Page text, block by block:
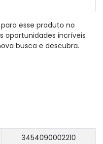
esse produto no
oportunidades incríveis
busca e descubra.
3454090002210